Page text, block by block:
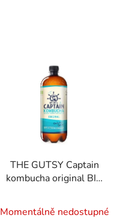
THE GUTSY Captain
kombucha original BIO
Momentálně nedostupné